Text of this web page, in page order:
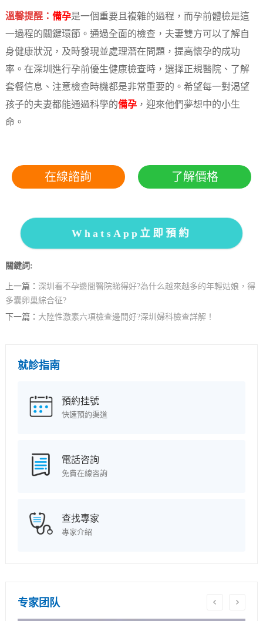
溫馨提醒： 備孕是一個重要且複雜的過程，而孕前體檢是這
一過程的關鍵環節。通過全面的檢查，夫妻雙方可以了解自
身健康狀況，及時發現並處理潛在問題，提高懷孕的成功
率。在深圳進行孕前優生健康檢查時，選擇正規醫院、了解
套餐信息、注意檢查時機都是非常重要的。希望每一對渴望
孩子的夫妻都能通過科學的備孕，迎來他們夢想中的小生
命。
在線諮詢 了解價格
WhatsApp立即預約
關鍵詞:
上一篇： 深圳看不孕邊間醫院睇得好?為什么越來越多的年輕姑娘，得
多囊卵巢綜合征?
下一篇： 大陸性激素六項檢查邊間好?深圳婦科檢查詳解！
就診指南
預約挂號
快速預約渠道
電話咨詢
免費在線咨詢
查找專家
專家介紹
专家团队